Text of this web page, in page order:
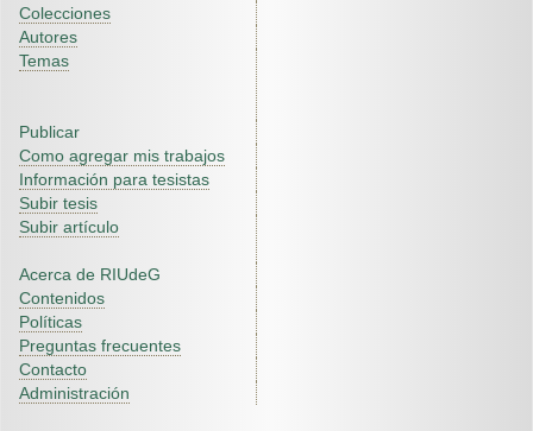
Colecciones
Autores
Temas
Publicar
Como agregar mis trabajos
Información para tesistas
Subir tesis
Subir artículo
Acerca de RIUdeG
Contenidos
Políticas
Preguntas frecuentes
Contacto
Administración